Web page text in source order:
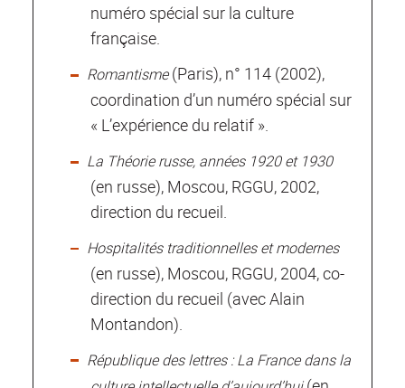
numéro spécial sur la culture
française.
Romantisme(Paris), n° 114 (2002),
coordination d’un numéro spécial sur
« L’expérience du relatif ».
La Théorie russe, années 1920 et 1930
(en russe), Moscou, RGGU, 2002,
direction du recueil.
Hospitalités traditionnelles et modernes
(en russe), Moscou, RGGU, 2004, co-
direction du recueil (avec Alain
Montandon).
République des lettres : La France dans la